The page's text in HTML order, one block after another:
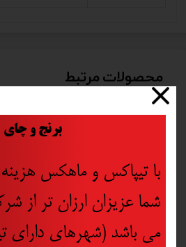
محصولات مرتبط
برنج و چای
با تیپاکس و ماهکس
شما عزیزان ارزان تر از
می باشد (شهرهای دارای